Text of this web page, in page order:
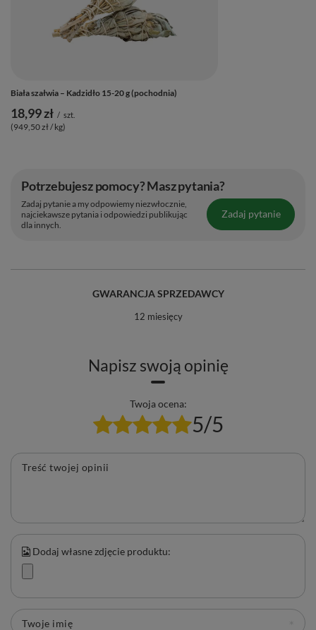
Biała szałwia – Kadzidło 15-20 g (pochodnia)
18,99 zł / szt.
(949,50 zł / kg)
Potrzebujesz pomocy? Masz pytania?
Zadaj pytanie a my odpowiemy niezwłocznie,
najciekawsze pytania i odpowiedzi publikując
dla innych.
Zadaj pytanie
GWARANCJA SPRZEDAWCY
12 miesięcy
Napisz swoją opinię
Twoja ocena:
5/5
Treść twojej opinii
Dodaj własne zdjęcie produktu:
Twoje imię